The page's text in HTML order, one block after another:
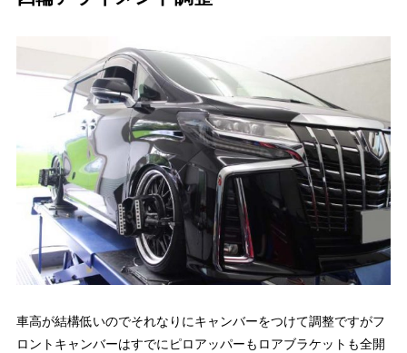
車高が結構低いのでそれなりにキャンバーをつけて調整ですがフ
ロントキャンバーはすでにピロアッパーもロアブラケットも全開